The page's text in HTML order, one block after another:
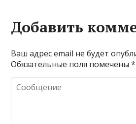
Добавить
Ваш адрес email не будет
Обязательные поля помечены*